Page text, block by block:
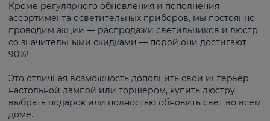
Кроме регулярного обновления и пополнения
ассортимента осветительных приборов, мы постоянно
проводим акции — распродажи светильников и люстр
со значительными скидками — порой они достигают
90%!
Это отличная возможность дополнить свой интерьер
настольной лампой или торшером, купить люстру,
выбрать подарок или полностью обновить свет во всем
доме.